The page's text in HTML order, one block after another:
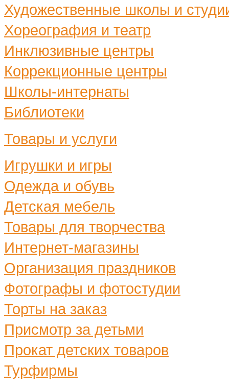
Художественные школы и
Хореография и театр
Инклюзивные центры
Коррекционные центры
Школы-интернаты
Библиотеки
Товары и услуги
Игрушки и игры
Одежда и обувь
Детская мебель
Товары для творчества
Интернет-магазины
Организация праздников
Фотографы и фотостудии
Торты на заказ
Присмотр за детьми
Прокат детских товаров
Турфирмы